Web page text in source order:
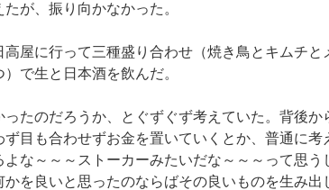
が、振り向かなかった。
屋に行って三種盛り合わせ（焼き鳥とキムチと
で生と日本酒を飲んだ。
たのだろうか、とぐずぐず考えていた。背後か
ず目も合わせずお金を置いていくとか、普通に考
よな～～～ストーカーみたいだな～～～って思う
かを良いと思ったのならばその良いものを生み出